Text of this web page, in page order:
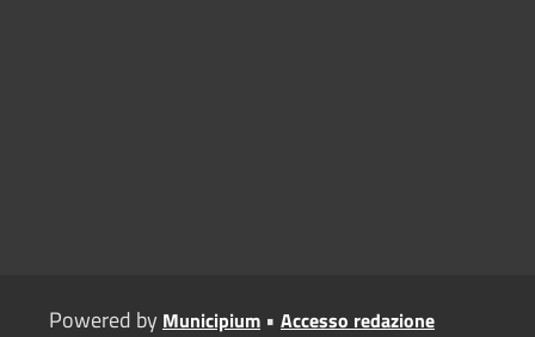
Powered by Municipium • Accesso redazione